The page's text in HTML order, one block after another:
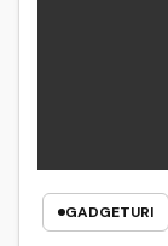
GADGETURI